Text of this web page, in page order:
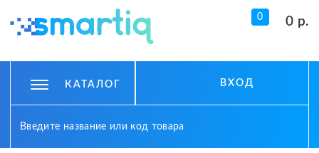
0 0 р.
КАТАЛОГ ВХОД